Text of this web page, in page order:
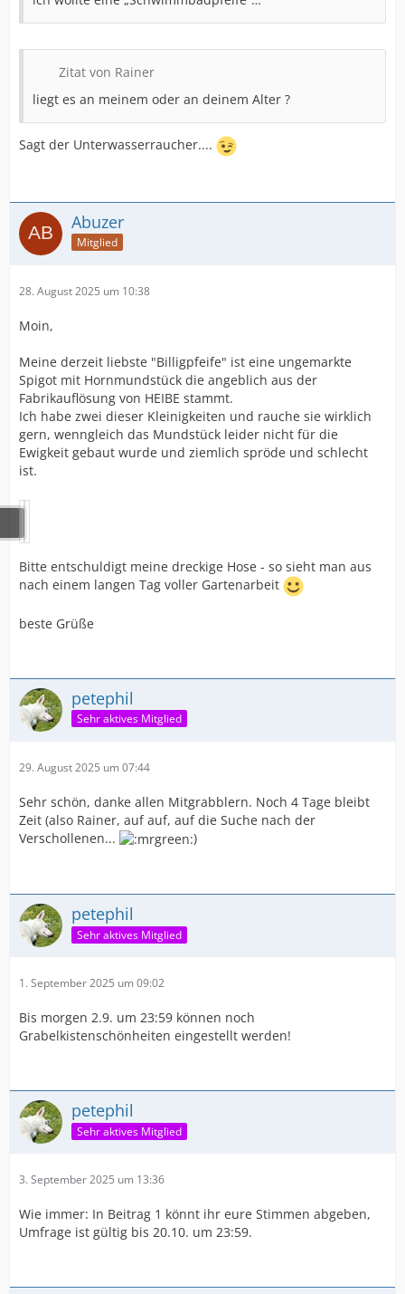
Zitat von Rainer
liegt es an meinem oder an deinem Alter ?
Sagt der Unterwasserraucher....
Abuzer
Mitglied
28. August 2025 um 10:38
Moin,
Meine derzeit liebste "Billigpfeife" ist eine ungemarkte
Spigot mit Hornmundstück die angeblich aus der
Fabrikauflösung von HEIBE stammt.
Ich habe zwei dieser Kleinigkeiten und rauche sie wirklich
gern, wenngleich das Mundstück leider nicht für die
Ewigkeit gebaut wurde und ziemlich spröde und schlecht
ist.
Bitte entschuldigt meine dreckige Hose - so sieht man aus
nach einem langen Tag voller Gartenarbeit
beste Grüße
petephil
Sehr aktives Mitglied
29. August 2025 um 07:44
Sehr schön, danke allen Mitgrabblern. Noch 4 Tage bleibt
Zeit (also Rainer, auf auf, auf die Suche nach der
Verschollenen...
)
petephil
Sehr aktives Mitglied
1. September 2025 um 09:02
Bis morgen 2.9. um 23:59 können noch
Grabelkistenschönheiten eingestellt werden!
petephil
Sehr aktives Mitglied
3. September 2025 um 13:36
Wie immer: In Beitrag 1 könnt ihr eure Stimmen abgeben,
Umfrage ist gültig bis 20.10. um 23:59.